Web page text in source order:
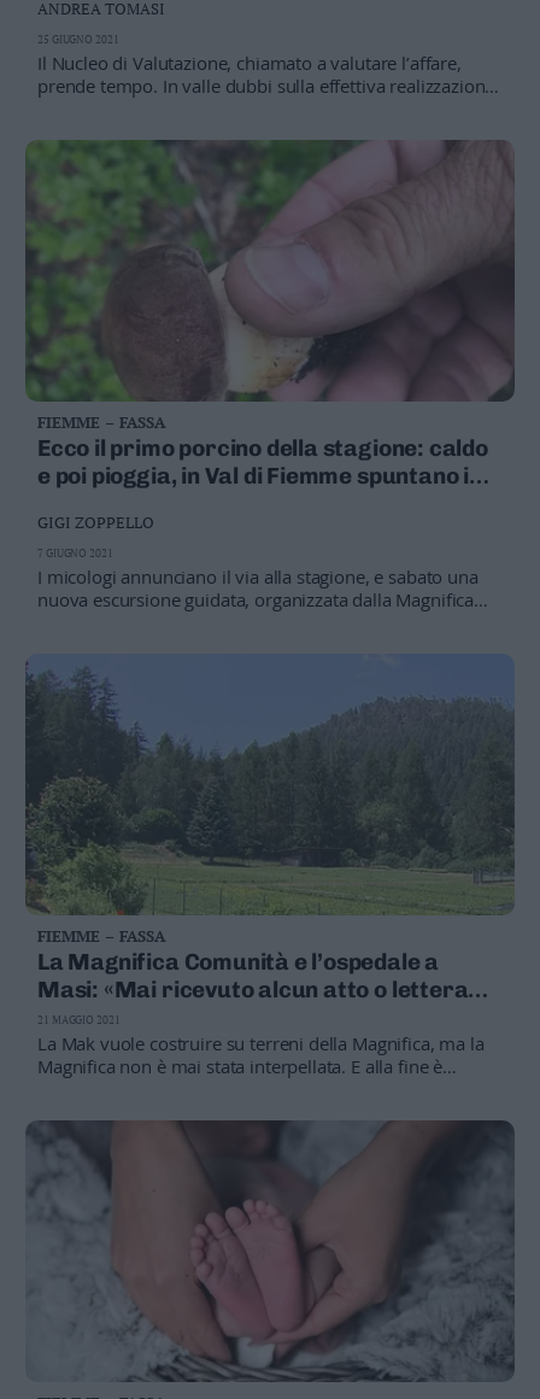
Il Nucleo di Valutazione, chiamato a valutare l’affare,
prende tempo. In valle dubbi sulla effettiva realizzazione
bilancio provinciale»
ANDREA TOMASI
25 GIUGNO 2021
FIEMME – FASSA
Ecco il primo porcino della stagione: caldo
e poi pioggia, in Val di Fiemme spuntano i
I micologi annunciano il via alla stagione, e sabato una
nuova escursione guidata, organizzata dalla Magnifica
GIGI ZOPPELLO
7 GIUGNO 2021
FIEMME – FASSA
La Magnifica Comunità e l’ospedale a
Masi: «Mai ricevuto alcun atto o lettera
ufficiale»
La Mak vuole costruire su terreni della Magnifica, ma la
Magnifica non è mai stata interpellata. E alla fine è
21 MAGGIO 2021